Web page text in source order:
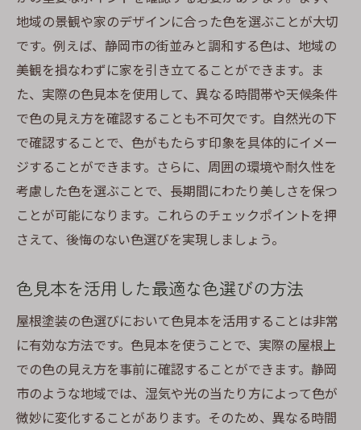
自然の色彩を取り入れた屋根塗装で家の印象を
向上
自然の色を活かした色選びのコツ
周囲の自然環境と調和する色彩設計
ナチュラルカラーで映える屋根塗装
自然の美しさを引き出す色の選び方
環境に溶け込む色の提案
静岡市の四季を感じる色彩プラン
静岡市の特有の気候に対応した屋根塗装色で快
静岡市の気候に適した色選びのガイド
四季を通じて快適に過ごせる色選び
気候に対応した色の選定方法
快適な住空間を作るための色彩計画
湿気対策に強い色選びのポイント
地域の景観や家のデザインに合った色を選ぶことが大切
です。例えば、静岡市の街並みと調和する色は、地域の
美観を損なわずに家を引き立てることができます。ま
た、実際の色見本を使用して、異なる時間帯や天候条件
で色の見え方を確認することも不可欠です。自然光の下
で確認することで、色がもたらす印象を具体的にイメー
ジすることができます。さらに、周囲の環境や耐久性を
考慮した色を選ぶことで、長期間にわたり美しさを保つ
ことが可能になります。これらのチェックポイントを押
さえて、後悔のない色選びを実現しましょう。
色見本を活用した最適な色選びの方法
屋根塗装の色選びにおいて色見本を活用することは非常
に有効な方法です。色見本を使うことで、実際の屋根上
での色の見え方を事前に確認することができます。静岡
市のような地域では、湿気や光の当たり方によって色が
微妙に変化することがあります。そのため、異なる時間